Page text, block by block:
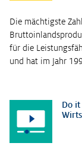
Die mächtigste
für die
und hat im Jahr
Do